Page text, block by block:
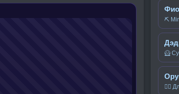
⛏️
🦸
🧍‍♂️